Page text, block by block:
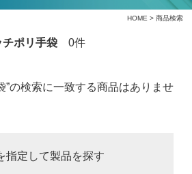
HOME > 商品検索
ポリ手袋0件
”の検索に一致する商品はありませ
指定して製品を探す